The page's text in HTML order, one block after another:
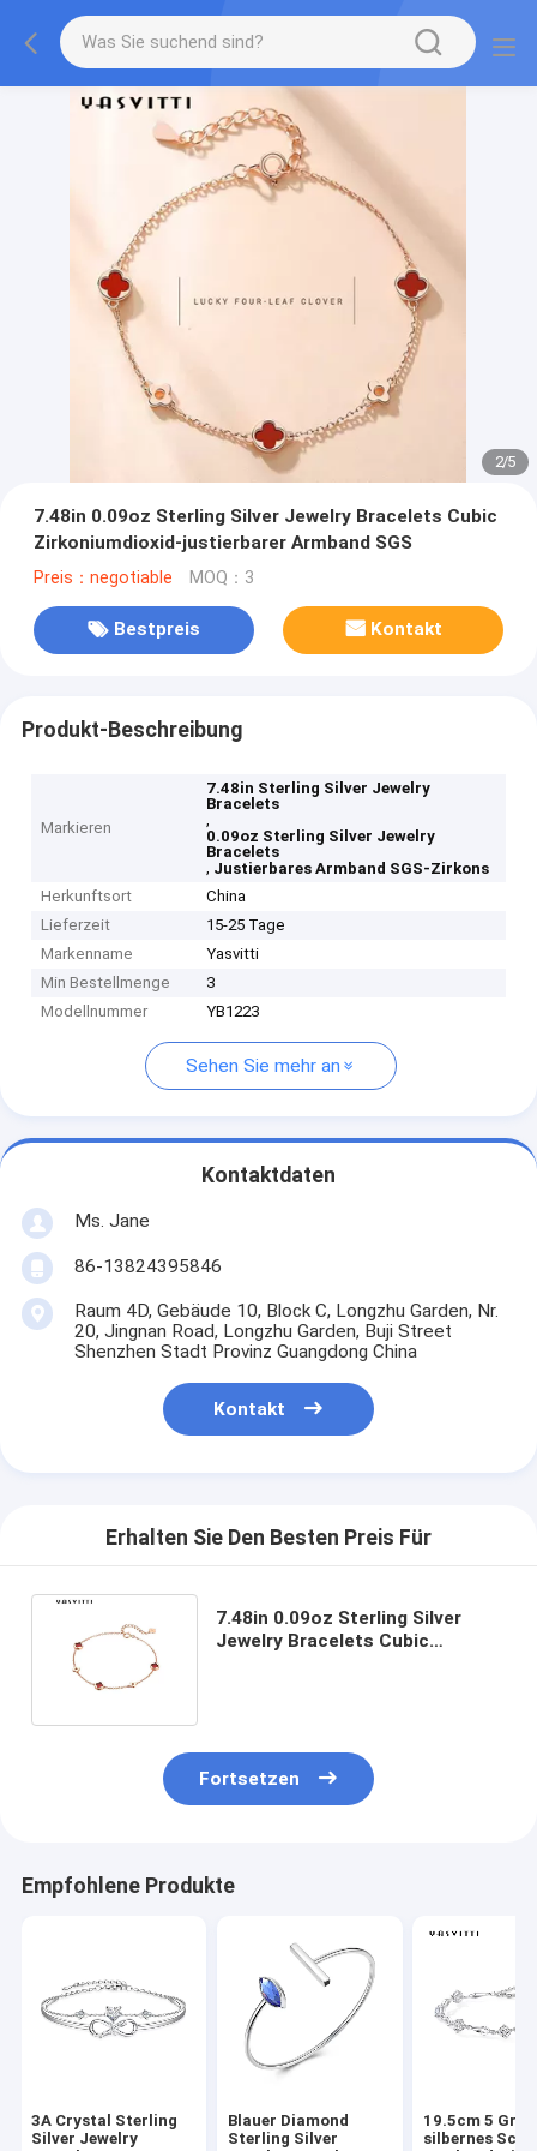
2/5
7.48in 0.09oz Sterling Silver Jewelry Bracelets Cubic
Zirkoniumdioxid-justierbarer Armband SGS
Preis：negotiable MOQ：3
Bestpreis Kontakt
Produkt-Beschreibung
Markieren
7.48in Sterling Silver Jewelry
Bracelets
,
0.09oz Sterling Silver Jewelry
Bracelets
, Justierbares Armband SGS-Zirkons
Herkunftsort
China
Lieferzeit
15-25 Tage
Markenname
Yasvitti
Min Bestellmenge
3
Modellnummer
YB1223
Sehen Sie mehr an
Kontaktdaten
Ms. Jane
86-13824395846
Raum 4D, Gebäude 10, Block C, Longzhu Garden, Nr.
20, Jingnan Road, Longzhu Garden, Buji Street
Shenzhen Stadt Provinz Guangdong China
Kontakt
Erhalten Sie Den Besten Preis Für
7.48in 0.09oz Sterling Silver
Jewelry Bracelets Cubic
Fortsetzen
Empfohlene Produkte
3A Crystal Sterling
Silver Jewelry
Blauer Diamond
Sterling Silver
19.5cm 5
silbernes